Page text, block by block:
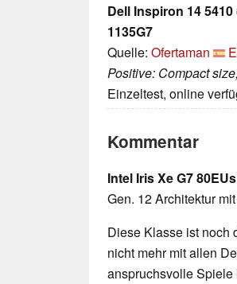
Dell Inspiron 14
1135G7
Quelle: Ofertaman
Positive: Compact
Einzeltest, online
Kommentar
Intel Iris Xe G7 80EUs
Gen. 12 Architektur
Diese Klasse ist noch
nicht mehr mit allen
anspruchsvolle